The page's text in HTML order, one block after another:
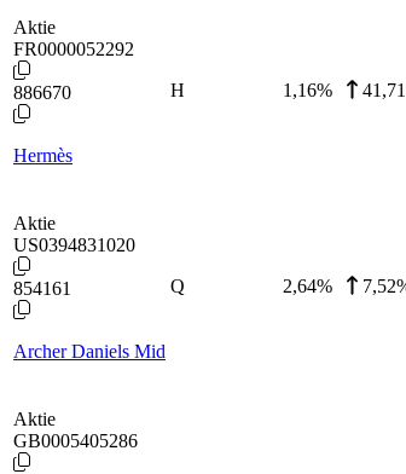
Aktie
FR0000052292
886670
Hermès
H 1,16%
Aktie
US0394831020
854161
Archer Daniels Mid
Q 2,64%
Aktie
GB0005405286